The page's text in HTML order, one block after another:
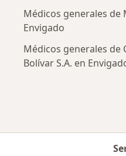
Médicos generales de
Envigado
Médicos generales de
Bolívar S.A. en